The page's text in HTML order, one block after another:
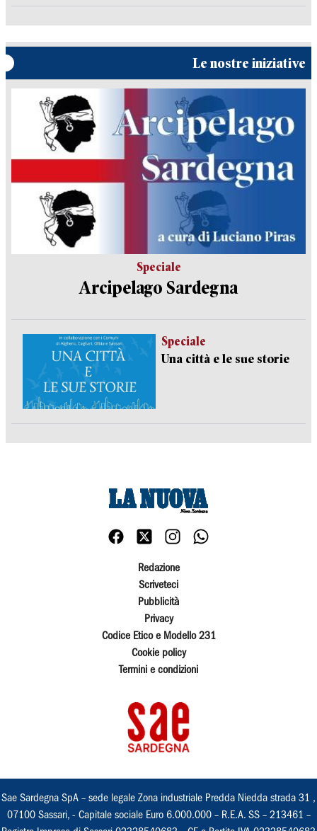
Le nostre iniziative
Speciale
Arcipelago Sardegna
Speciale
Una città e le sue storie
Redazione
Scriveteci
Pubblicità
Privacy
Codice Etico e Modello 231
Cookie policy
Termini e condizioni
Sae Sardegna SpA – sede legale Zona industriale Predda Niedda strada 31 ,
07100 Sassari, - Capitale sociale Euro 6.000.000 – R.E.A. SS – 213461 –